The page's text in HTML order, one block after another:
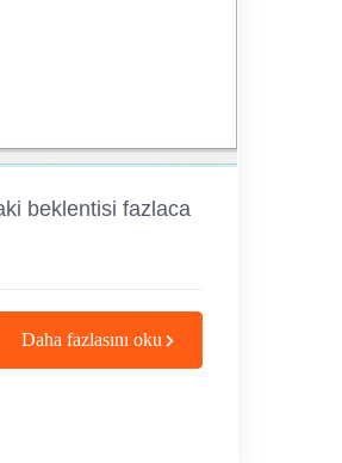
beklentisi fazlaca
Daha fazlasını oku